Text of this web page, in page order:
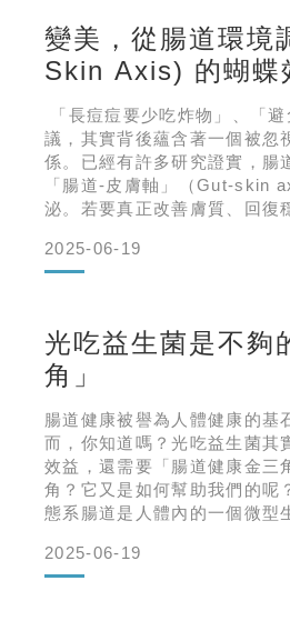
變美，從腸道環
Skin Axis) 的蝴蝶
「長痘痘要少吃炸物」、「
議，其實背後蘊含著一個被忽
係。已經有許多研究證實，腸
「腸道-皮膚軸」（Gut-skin
泌。若要真正改善膚質、回復
器官」健康狀態下的腸膚軸：
軸：內戰爆
2025-06-19
光吃益生菌是不夠
角」
腸道健康被譽為人體健康的基
而，你知道嗎？光吃益生菌其
效益，還需要「腸道健康金三
角？它又是如何幫助我們的呢
態系腸道是人體內的一個微型
緒管理和代謝健康息息相關。
過多加工食品等，容易導致腸
2025-06-19